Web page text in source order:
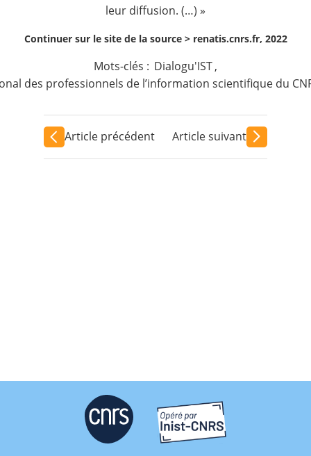
leur diffusion. (…) »
Continuer sur le site de la source > renatis.cnrs.fr, 2022
Mots-clés : Dialogu'IST,
des professionnels de l’information scientifique du
Article précédent Article suivant